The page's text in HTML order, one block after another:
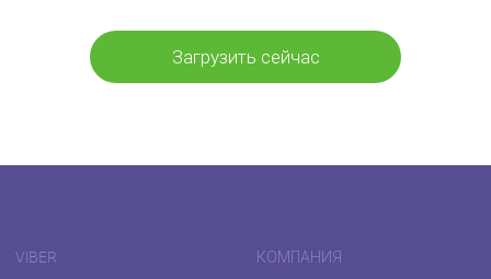
Загрузить сейчас
VIBER КОМПАНИЯ